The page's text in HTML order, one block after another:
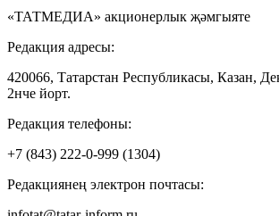
«ТАТМЕДИА» акционерлык җәмгыяте
Редакция адресы:
420066, Татарстан Республикасы, Казан,
2нче йорт.
Редакция телефоны:
+7 (843) 222-0-999 (1304)
Редакциянең электрон почтасы: